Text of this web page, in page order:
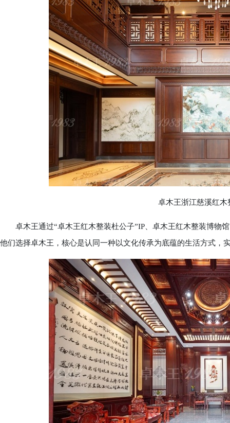
卓木王浙江慈溪红木
卓木王通过“卓木王红木整装杜公子”IP、卓木王红木整装博物
他们选择卓木王，核心是认同一种以文化传承为底蕴的生活方式，